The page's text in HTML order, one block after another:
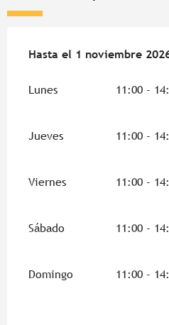
Del16 marzo 2026al1
Hasta el 1 noviembre
Lunes 11:00 -
Jueves 11:00 -
Viernes 11:00 -
Sábado 11:00 -
Domingo 11:00 -